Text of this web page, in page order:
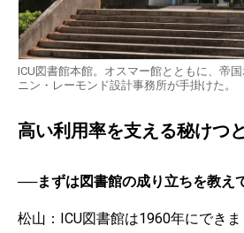
ICU図書館本館。オスマー館とともに、帝
ニン・レーモンド設計事務所が手掛けた。
高い利用率を支える秘けつ
──まずは図書館の成り立ちを教え
松山：ICU図書館は1960年にでき